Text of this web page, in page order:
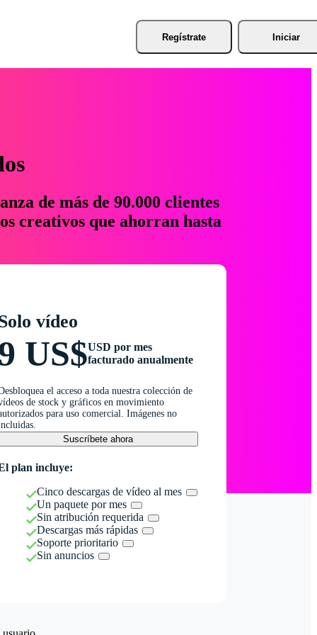
Regístrate Iniciar
de más de 90.000 clientes
creativos que ahorran hasta
vídeo
US$USD por mes
facturado anualmente
el acceso a toda nuestra colección de
de stock y gráficos en movimiento
para uso comercial. Imágenes no
Suscríbete ahora
plan incluye:
Cinco descargas de vídeo al mes
Un paquete por mes
Sin atribución requerida
Descargas más rápidas
Soporte prioritario
Sin anuncios